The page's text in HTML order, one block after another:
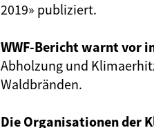
2019» publiziert.
WWF-Bericht warnt vor
Abholzung und
Waldbränden.
Die Organisationen der